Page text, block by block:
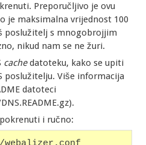
Preporučljivo je ovu
je maksimalna vrijednost 100
poslužitelj s mnogobrojjim
nikud nam se ne žuri.
cachedatoteku, kako se upiti
poslužitelju. Više informacija
datoteci
i ručno: